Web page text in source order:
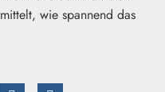
wie spannend das